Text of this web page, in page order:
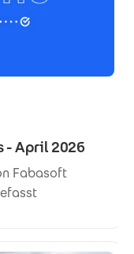
- April 2026
Fabasoft